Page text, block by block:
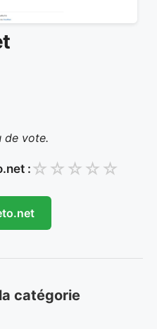
de vote.
: ☆ ☆ ☆ ☆ ☆
catégorie